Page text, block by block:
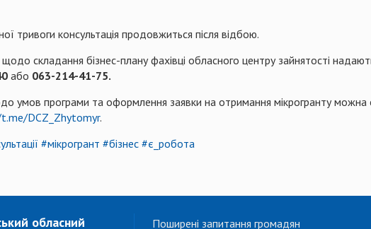
тривоги консультація продовжиться після відбою.
щодо складання бізнес-плану фахівці обласного центру зайнятості
або 063-214-41-75.
умов програми та оформлення заявки на отримання мікрогранту
DCZ_Zhytomyr.
#мікрогрант #бізнес #є_робота
обласний Поширені запитання громадян